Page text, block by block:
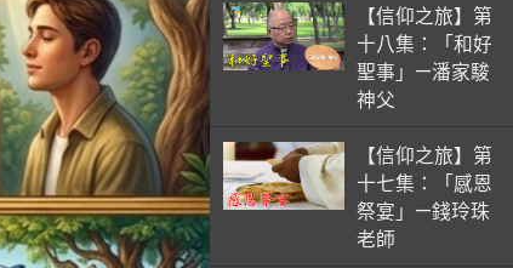
【信仰之旅】第
十八集：「和好
聖事」—潘家駿
神父
【信仰之旅】第
十七集：「感恩
祭宴」—錢玲珠
老師